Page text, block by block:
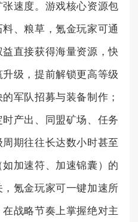
速度。游戏核心资源包
、粮草，氪金玩家可通
直接获得海量资源，快
级，提前解锁更高等级
军队招募与装备制作；
产出、同盟矿场、任务
期往往长达数小时甚至
加速符、加速锦囊）的
氪金玩家可一键加速所
战略节奏上掌握绝对主